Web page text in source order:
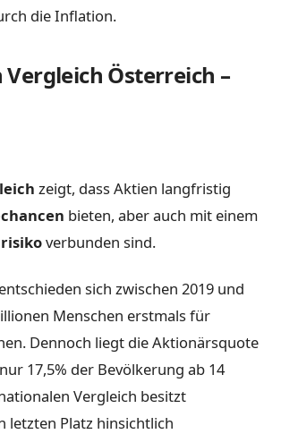
die Inflation.
Vergleich Österreich –
zeigt, dass Aktien langfristig
bieten, aber auch mit einem
verbunden sind.
sich zwischen 2019 und
Menschen erstmals für
Dennoch liegt die Aktionärsquote
17,5% der Bevölkerung ab 14
Vergleich besitzt
letzten Platz hinsichtlich